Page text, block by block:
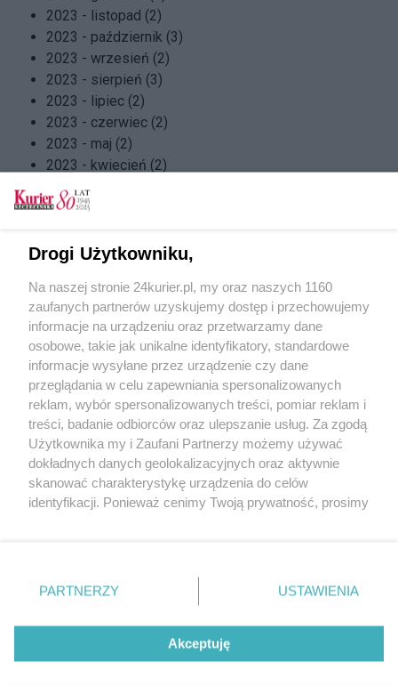
2023 - listopad (2)
2023 - październik (3)
2023 - wrzesień (2)
2023 - sierpień (3)
2023 - lipiec (2)
2023 - czerwiec (2)
2023 - maj (2)
2023 - kwiecień (2)
2023 - marzec (2)
2023 - luty (3)
2022 - grudzień (2)
2022 - październik (2)
2022 - wrzesień (2)
2022 - sierpień (3)
2022 - lipiec (2)
2022 - czerwiec (2)
2022 - maj (3)
2022 - kwiecień (2)
2022 - marzec (3)
Copyright © 2022 Kurier Szczeciński sp. z o.o.
Wszelkie prawa zastrzeżone
Nota wydawnicza
Nota prawna
Polityka prywatności
Reklama
Drogi Użytkowniku,
Na naszej stronie 24kurier.pl, my oraz naszych 1160
zaufanych partnerów uzyskujemy dostęp i przechowujemy
informacje na urządzeniu oraz przetwarzamy dane
osobowe, takie jak unikalne identyfikatory, standardowe
informacje wysyłane przez urządzenie czy dane
przeglądania w celu zapewniania spersonalizowanych
reklam, wybór spersonalizowanych treści, pomiar reklam i
treści, badanie odbiorców oraz ulepszanie usług. Za zgodą
Użytkownika my i Zaufani Partnerzy możemy używać
dokładnych danych geolokalizacyjnych oraz aktywnie
skanować charakterystykę urządzenia do celów
identyfikacji. Ponieważ cenimy Twoją prywatność, prosimy
prywatności znajdujący się w lewym dolnym rogu strony
. Niektóre rodzaje przetwarzania danych nie wymagają
takiemu przetwarzaniu. Preferencje będą miały
zastosowania tylko na tej witrynie.
PARTNERZY USTAWIENIA
Akceptuję